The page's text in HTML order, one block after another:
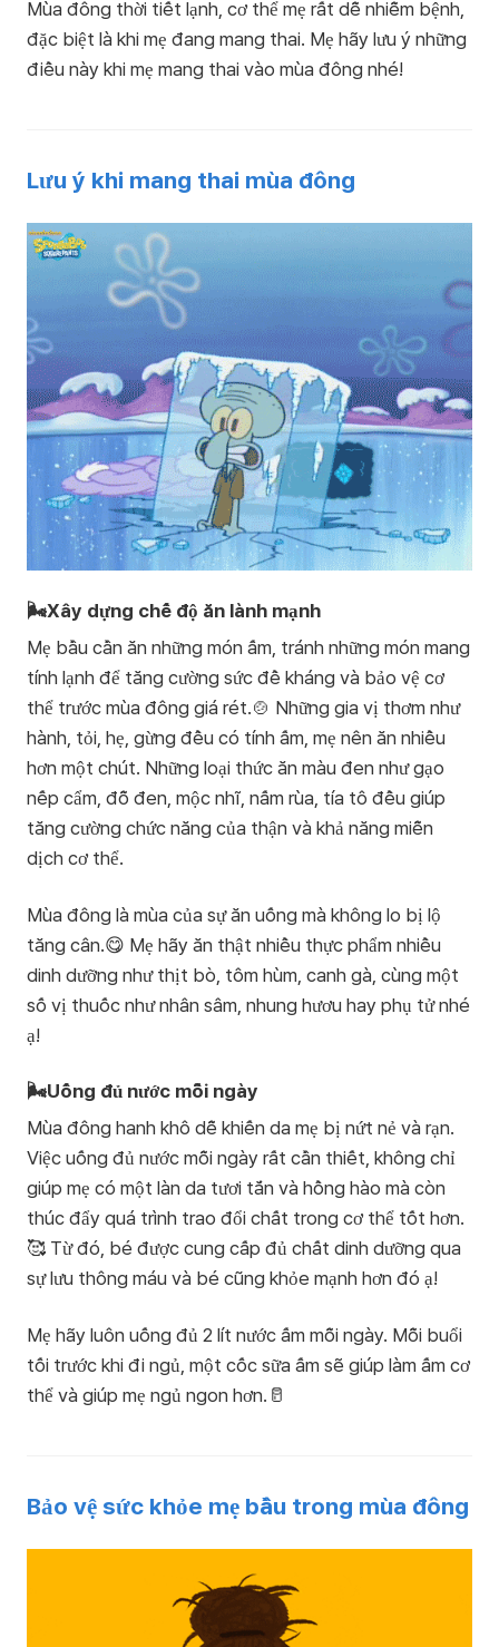
Mùa đông thời tiết lạnh, cơ thể mẹ rất dễ nhiễm bệnh,
đặc biệt là khi mẹ đang mang thai. Mẹ hãy lưu ý những
điều này khi mẹ mang thai vào mùa đông nhé!
Lưu ý khi mang thai mùa đông
🌬️Xây dựng chế độ ăn lành mạnh
Mẹ bầu cần ăn những món ấm, tránh những món mang
tính lạnh để tăng cường sức đề kháng và bảo vệ cơ
thể trước mùa đông giá rét.🍲 Những gia vị thơm như
hành, tỏi, hẹ, gừng đều có tính ấm, mẹ nên ăn nhiều
hơn một chút. Những loại thức ăn màu đen như gạo
nếp cẩm, đỗ đen, mộc nhĩ, nấm rùa, tía tô đều giúp
tăng cường chức năng của thận và khả năng miễn
dịch cơ thể.
Mùa đông là mùa của sự ăn uống mà không lo bị lộ
tăng cân.😋 Mẹ hãy ăn thật nhiều thực phẩm nhiều
dinh dưỡng như thịt bò, tôm hùm, canh gà, cùng một
số vị thuốc như nhân sâm, nhung hươu hay phụ tử nhé
ạ!
🌬️Uống đủ nước mỗi ngày
Mùa đông hanh khô dễ khiến da mẹ bị nứt nẻ và rạn.
Việc uống đủ nước mỗi ngày rất cần thiết, không chỉ
giúp mẹ có một làn da tươi tắn và hồng hào mà còn
thúc đẩy quá trình trao đổi chất trong cơ thể tốt hơn.
🥰 Từ đó, bé được cung cấp đủ chất dinh dưỡng qua
sự lưu thông máu và bé cũng khỏe mạnh hơn đó ạ!
Mẹ hãy luôn uống đủ 2 lít nước ấm mỗi ngày. Mỗi buổi
tối trước khi đi ngủ, một cốc sữa ấm sẽ giúp làm ấm cơ
thể và giúp mẹ ngủ ngon hơn.🥛
Bảo vệ sức khỏe mẹ bầu trong mùa đông